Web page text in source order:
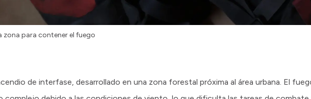
zona para contener el fuego
de interfase, desarrollado en una zona forestal próxima al área urbana. El